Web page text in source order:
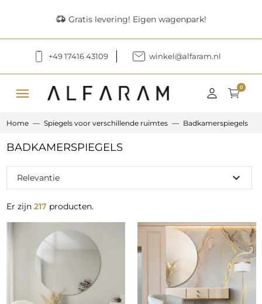
delivery_truck_speed Gratis levering! Eigen wagenpark!
+49 17416 43109 winkel@alfaram.nl
menu 0
Home Spiegels voor verschillende ruimtes Badkamerspiegels
BADKAMERSPIEGELS
Er zijn 217 producten.
Relevantie expand_more